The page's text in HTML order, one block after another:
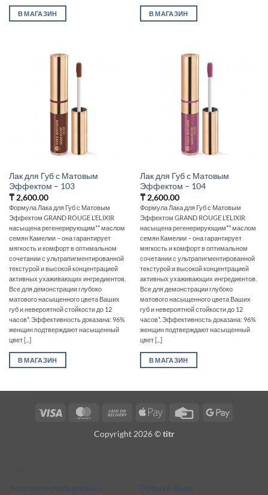
В МАГАЗИН В МАГАЗИН
Лак для Губ с Матовым
Эффектом – 103
₸2,600.00
Формула Лака для Губ с Матовым
Эффектом GRAND ROUGE L’ELIXIR
насыщена регенерирующим** маслом
семян Камелии – она гарантирует
мягкость и комфорт в оптимальном
сочетании с ультрапигментированной
текстурой и высокой концентрацией
активных ухаживающих ингредиентов.
Все для демонстрации глубоко
матового насыщенного цвета Ваших
губ и невероятной стойкости до 12
часов*. Эффективность доказана: 96%
женщин подтверждают насыщенный
цвет [...]
В МАГАЗИН
Лак для Губ с Матовым
Эффектом – 104
₸2,600.00
Формула Лака для Губ с Матовым
Эффектом GRAND ROUGE L’ELIXIR
насыщена регенерирующим** маслом
семян Камелии – она гарантирует
мягкость и комфорт в оптимальном
сочетании с ультрапигментированной
текстурой и высокой концентрацией
активных ухаживающих ингредиентов.
Все для демонстрации глубоко
матового насыщенного цвета Ваших
губ и невероятной стойкости до 12
часов*. Эффективность доказана: 96%
женщин подтверждают насыщенный
цвет [...]
В МАГАЗИН
Visa MasterCardCash
Delivery
Apple
Credit
Google
Copyright 2026 ©titr
Условия использования Editorial Team